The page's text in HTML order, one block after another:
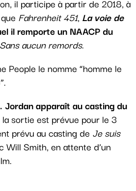
il participe à partir de 2018, à
Fahrenheit 451, La voie de
il remporte un NAACP du
Sans aucun remords.
People le nomme “homme le
Jordan apparaît au casting du
sortie est prévue pour le 3
prévu au casting de Je suis
Will Smith, en attente d’un